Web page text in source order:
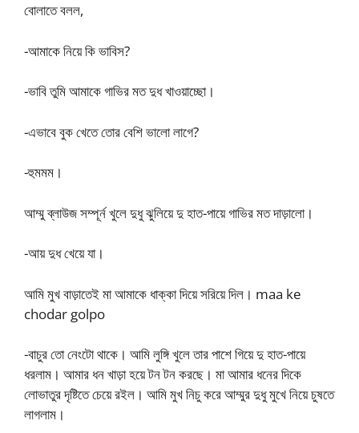
বোলাতে বলল,
-আমাকে নিয়ে কি ভাবিস?
-ভাবি তুমি আমাকে গাভির মত দুধ খাওয়াচ্ছো।
-এভাবে বুক খেতে তোর বেশি ভালো লাগে?
-হুমমম।
আম্মু ব্লাউজ সম্পূর্ন খুলে দুধু ঝুলিয়ে দু হাত-পায়ে গাভির মত দাড়ালো।
-আয় দুধ খেয়ে যা।
আমি মুখ বাড়াতেই মা আমাকে ধাক্কা দিয়ে সরিয়ে দিল। maa ke
chodar golpo
-বাচুর তো নেংটো থাকে। আমি লুঙ্গি খুলে তার পাশে গিয়ে দু হাত-পায়ে
ধরলাম। আমার ধন খাড়া হয়ে টন টন করছে। মা আমার ধনের দিকে
লোভাতুর দৃষ্টিতে চেয়ে রইল। আমি মুখ নিচু করে আম্মুর দুধু মুখে নিয়ে চুষতে
লাগলাম।